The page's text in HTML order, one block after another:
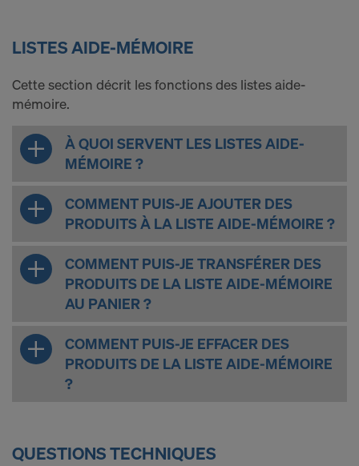
LISTES AIDE-MÉMOIRE
Cette section décrit les fonctions des listes aide-
mémoire.
À QUOI SERVENT LES LISTES AIDE-
MÉMOIRE ?
COMMENT PUIS-JE AJOUTER DES
PRODUITS À LA LISTE AIDE-MÉMOIRE ?
COMMENT PUIS-JE TRANSFÉRER DES
PRODUITS DE LA LISTE AIDE-MÉMOIRE
AU PANIER ?
COMMENT PUIS-JE EFFACER DES
PRODUITS DE LA LISTE AIDE-MÉMOIRE
?
QUESTIONS TECHNIQUES